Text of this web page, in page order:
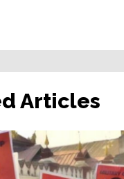
Articles